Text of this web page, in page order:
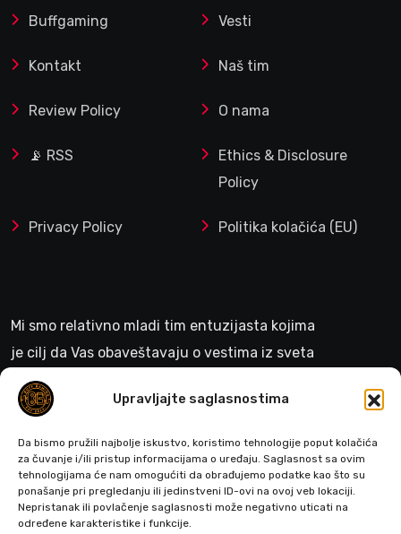
Upravljajte saglasnostima
Da bismo pružili najbolje iskustvo, koristimo tehnologije poput kolačića
za čuvanje i/ili pristup informacijama o uređaju. Saglasnost sa ovim
tehnologijama će nam omogućiti da obrađujemo podatke kao što su
ponašanje pri pregledanju ili jedinstveni ID-ovi na ovoj veb lokaciji.
Nepristanak ili povlačenje saglasnosti može negativno uticati na
određene karakteristike i funkcije.
Buffgaming Vesti
Kontakt Naš tim
Review Policy O nama
📡 RSS
Ethics & Disclosure
Policy
Privacy Policy Politika kolačića (EU)
Mi smo relativno mladi tim entuzijasta kojima
je cilj da Vas obaveštavaju o vestima iz sveta
gejminga
>
Pratite nas